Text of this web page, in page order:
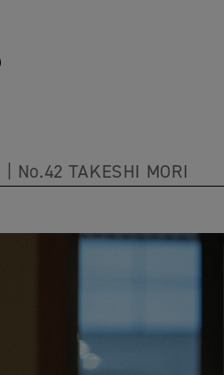
No.42 TAKESHI MORI